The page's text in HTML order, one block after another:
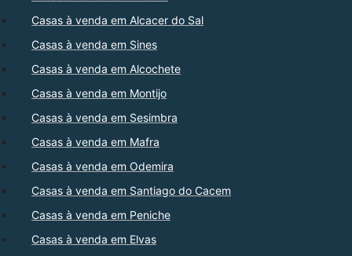
Casas à venda em Alcacer do Sal
Casas à venda em Sines
Casas à venda em Alcochete
Casas à venda em Montijo
Casas à venda em Sesimbra
Casas à venda em Mafra
Casas à venda em Odemira
Casas à venda em Santiago do Cacem
Casas à venda em Peniche
Casas à venda em Elvas